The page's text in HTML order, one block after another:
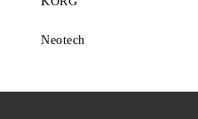
Neotech